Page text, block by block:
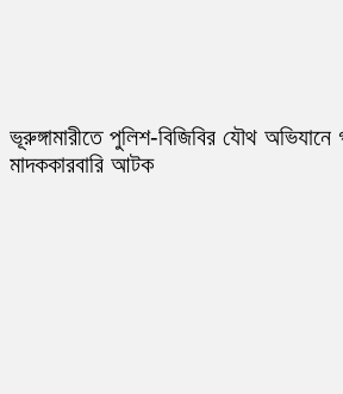
ভূরুঙ্গামারীতে পুলিশ-বিজিবির যৌথ
মাদককারবারি আটক